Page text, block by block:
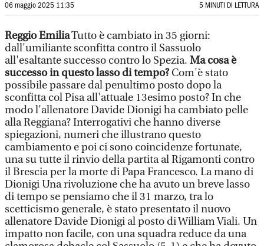
06 maggio 2025 11:35 5 MINUTI DI LETTURA
Reggio EmiliaTutto è cambiato in 35 giorni:
dall'umiliante sconfitta contro il Sassuolo
all'esaltante successo contro lo Spezia. Ma cosa è
successo in questo lasso di tempo?Com'è stato
possibile passare dal penultimo posto dopo la
sconfitta col Pisa all'attuale 13esimo posto? In che
modo l'allenatore Davide Dionigi ha cambiato pelle
alla Reggiana? Interrogativi che hanno diverse
spiegazioni, numeri che illustrano questo
cambiamento e poi ci sono coincidenze fortunate,
una su tutte il rinvio della partita al Rigamonti contro
il Brescia per la morte di Papa Francesco. La mano di
Dionigi Una rivoluzione che ha avuto un breve lasso
di tempo se pensiamo che il 31 marzo, tra lo
scetticismo generale, è stato presentato il nuovo
allenatore Davide Dionigi al posto di William Viali. Un
impatto non facile, con una squadra reduce da una